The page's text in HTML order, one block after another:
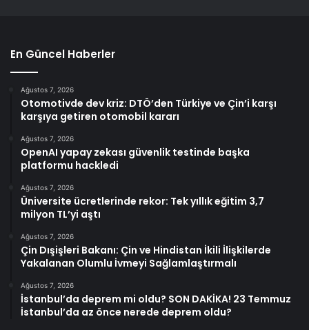
En Güncel Haberler
Ağustos 7, 2026
Otomotivde dev kriz: DTÖ’den Türkiye ve Çin’i karşı
karşıya getiren otomobil kararı
Ağustos 7, 2026
OpenAI yapay zekası güvenlik testinde başka
platformu hackledi
Ağustos 7, 2026
Üniversite ücretlerinde rekor: Tek yıllık eğitim 3,7
milyon TL’yi aştı
Ağustos 7, 2026
Çin Dışişleri Bakanı: Çin ve Hindistan İkili İlişkilerde
Yakalanan Olumlu İvmeyi Sağlamlaştırmalı
Ağustos 7, 2026
İstanbul’da deprem mi oldu? SON DAKİKA! 23 Temmuz
İstanbul’da az önce nerede deprem oldu?